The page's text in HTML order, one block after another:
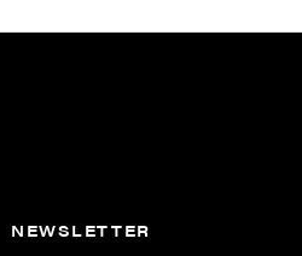
NEWSLETTER